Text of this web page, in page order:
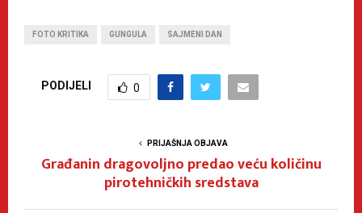
FOTO KRITIKA GUNGULA SAJMENI DAN
PODIJELI 0
PRIJAŠNJA OBJAVA
Građanin dragovoljno predao veću količinu
pirotehničkih sredstava